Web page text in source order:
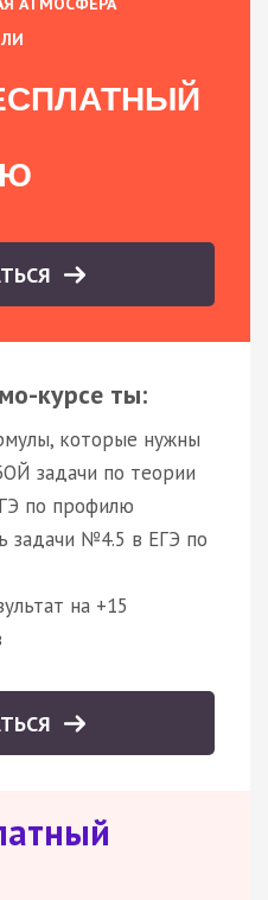
курсе ты:
которые нужны
задачи по теории
по профилю
задачи №4.5 в ЕГЭ по
на +15